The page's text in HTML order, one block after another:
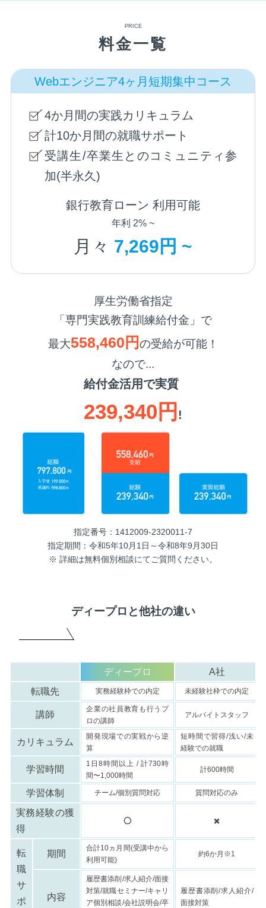
PRICE
料金一覧
Webエンジニア4ヶ月短期集中コース
4か月間の実践カリキュラム
計10か月間の就職サポート
受講生/卒業生とのコミュニティ参
加(半永久)
銀行教育ローン 利用可能
年利 2% ~
月々 7,269円 ~
厚生労働省指定
「専門実践教育訓練給付金」で
最大558,460円の受給が可能！
なので...
給付金活用で実質
239,340円 !
指定番号：1412009-2320011-7
指定期間：令和5年10月1日～令和8年9月30日
※ 詳細は無料個別相談にてご質問ください。
ディープロと他社の違い
ディープロ
A社
転職先
実務経験枠での内定 未経験社枠での内定
講師
企業の社員教育も行うプ
ロの講師
アルバイトスタッフ
カリキュラム
開発現場での実戦から逆
算
短時間で習得/浅い/未
経験での就職
学習時間
1日8時間以上 / 計730時
間〜1,000時間
計600時間
学習体制 チーム/個別質問対応 質問対応のみ
実務経験の獲
得
⭕️ ✖️
転
職
サ
ポ
期間
合計10ヵ月間(受講中から
利用可能)
約6か月※1
内容
履歴書添削/求人紹介/面接
対策/就職セミナー/キャリ
ア個別相談/会社説明会/卒
履歴書添削/求人紹介/
面接対策